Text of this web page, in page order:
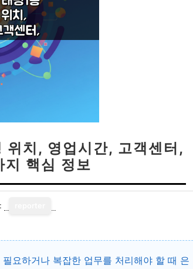
위치, 영업시간, 고객센터,
핵심 정보
요하거나 복잡한 업무를 처리해야 할 때 은